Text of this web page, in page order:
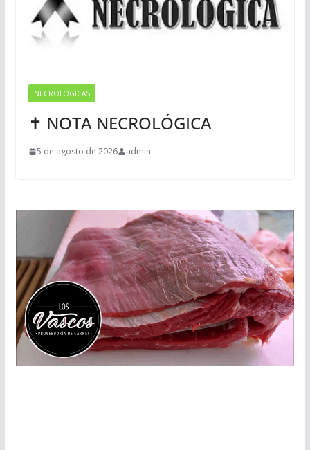
NECROLÓGICAS
✝ NOTA NECROLÓGICA
5 de agosto de 2026 admin